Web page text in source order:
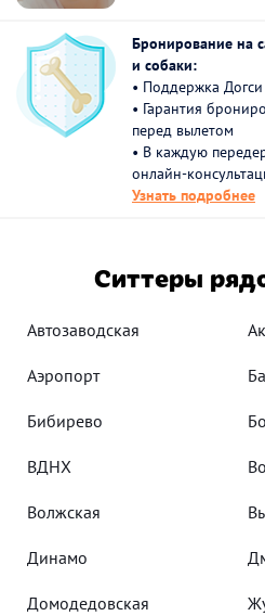
Бронирование на
и собаки:
• Поддержка
• Гарантия
перед вылетом
• В каждую
онлайн-
Узнать подробнее
Ситтеры
Автозаводская
Аэропорт
Бибирево
ВДНХ
Волжская
Динамо
Домодедовская